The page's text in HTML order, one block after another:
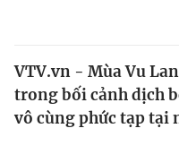
Tin tức
Thế giới đó đây
Kinh tế
Tài chính
VTV.vn - Mùa Vu
trong bối cảnh dịch
vô cùng phức tạp tại